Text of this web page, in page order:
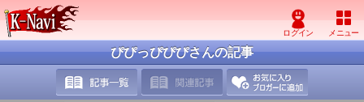
ぴぴっぴぴぴさんの記事